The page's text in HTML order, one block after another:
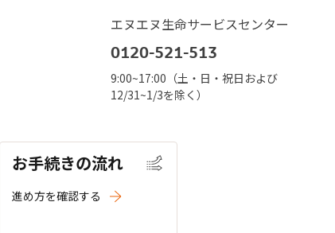
エヌエヌ生命サービスセンター
0120-521-513
9:00~17:00（土・日・祝日および
12/31~1/3を除く）
お手続きの流れ
進め方を確認する